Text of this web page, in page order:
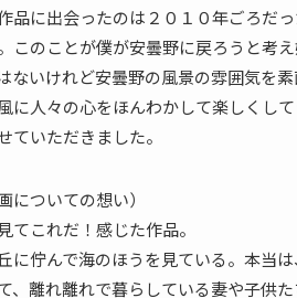
品に出会ったのは２０１０年ごろだ
このことが僕が安曇野に戻ろうと考
ないけれど安曇野の風景の雰囲気を
に人々の心をほんわかして楽しくし
ていただきました。
についての想い）
てこれだ！感じた作品。
に佇んで海のほうを見ている。本当
、離れ離れで暮らしている妻や子供た